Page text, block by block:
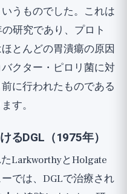
うものでした。これは
研究であり、プロト
とんどの胃潰瘍の原因
クター・ピロリ菌に対
に行われたものである
す。
るDGL（1975年）
LarkworthyとHolgate
では、DGLで治療され